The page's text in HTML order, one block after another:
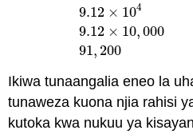
9.12 × 104
9.12 × 10,000
91, 200
9.12×1049.12
Ikiwa tunaangalia eneo la
tunaweza kuona njia rahisi
kutoka kwa nukuu ya